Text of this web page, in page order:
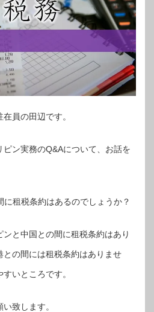
員の田辺です。
ン実務のQ&Aについて、お話を
租税条約はあるのでしょうか？
と中国との間に租税条約はあり
との間には租税条約はありませ
いところです。
致します。